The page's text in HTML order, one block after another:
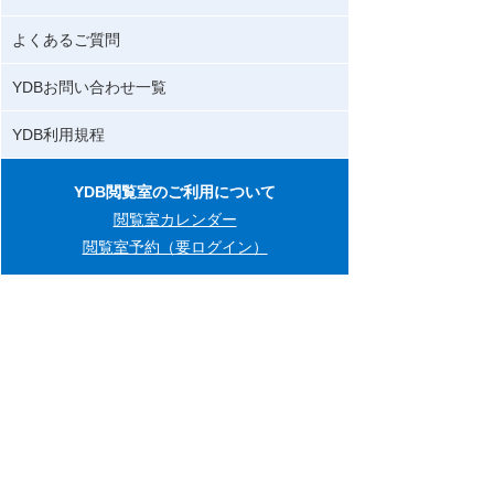
よくあるご質問
YDBお問い合わせ一覧
YDB利用規程
YDB閲覧室のご利用について
閲覧室カレンダー
閲覧室予約（要ログイン）